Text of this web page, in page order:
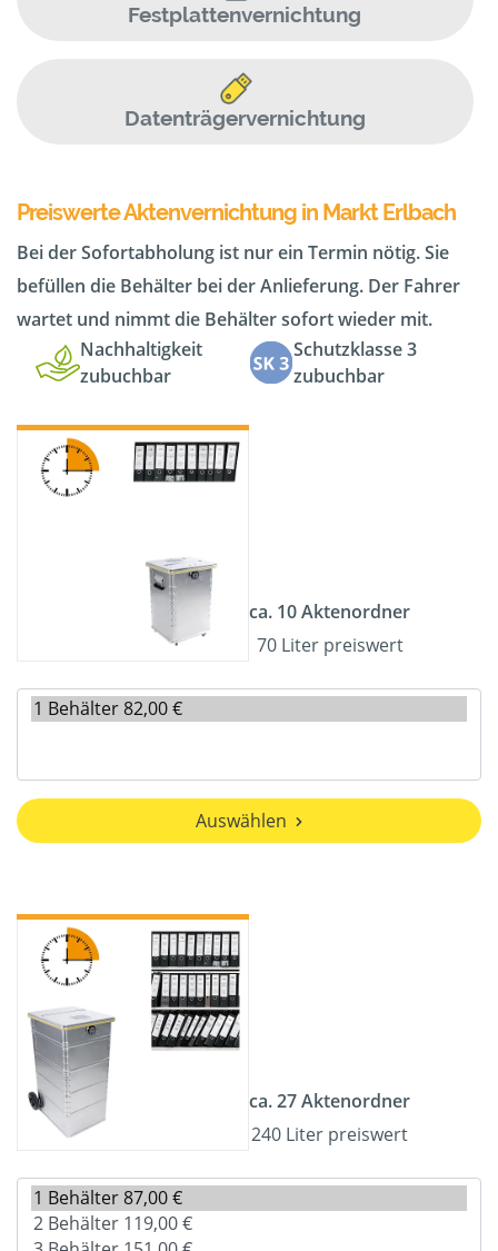
Festplattenvernichtung
Datenträgervernichtung
Preiswerte Aktenvernichtung in Markt Erlbach
Bei der Sofortabholung ist nur ein Termin nötig. Sie
befüllen die Behälter bei der Anlieferung. Der Fahrer
wartet und nimmt die Behälter sofort wieder mit.
Nachhaltigkeit
zubuchbar
Schutzklasse 3
zubuchbar
ca. 10 Aktenordner
70 Liter preiswert
Auswählen
ca. 27 Aktenordner
240 Liter preiswert